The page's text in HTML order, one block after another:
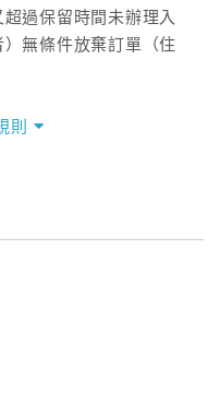
過保留時間未辦理入
無條件放棄訂單（住
則